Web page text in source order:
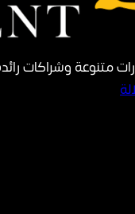
متنوعة وشراكات